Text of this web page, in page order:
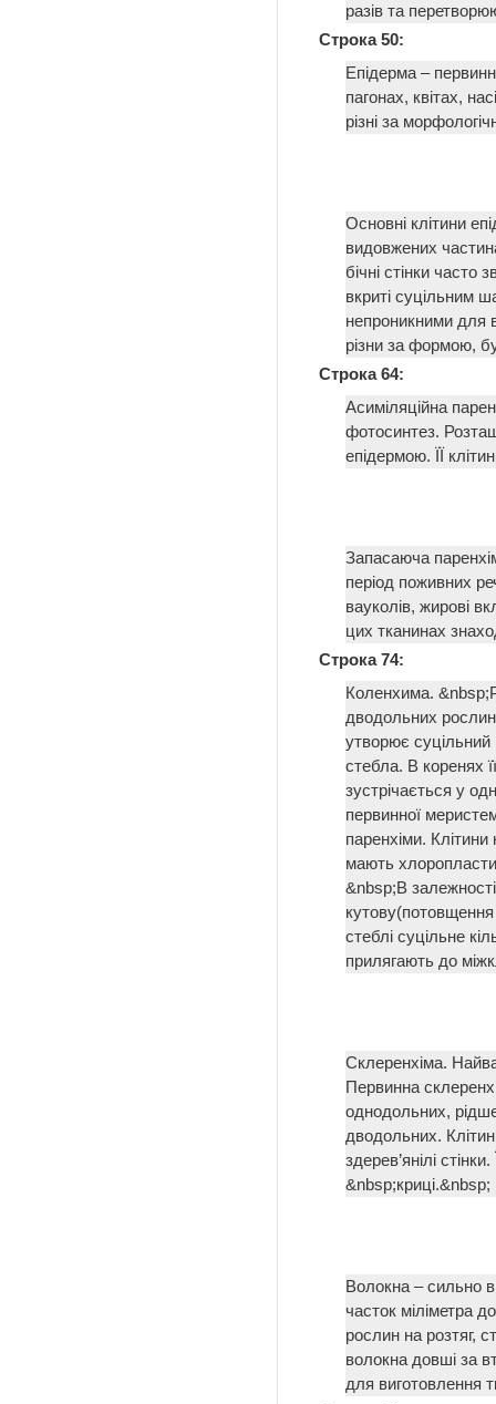
разів та
Строка 50:
Епідерма –
пагонах, квітах,
різні за
Основні клітини
видовжених
бічні стінки часто
вкриті суцільним
непроникними для
різни за формою,
Строка 64:
Асиміляційна
фотосинтез.
епідермою. ЇЇ
Запасаюча
період поживних
вауколів, жирові
цих тканинах
Строка 74:
Коленхима.
дводольних
утворює суцільний
стебла. В коренях
зустрічається у
первинної
паренхіми. Клітини
мають
&nbsp;В
стеблі суцільне
прилягають до
Склеренхіма.
Первинна
однодольних,
дводольних.
здерев’янілі
Волокна – сильно
часток міліметра
рослин на розтяг,
волокна довші за
для виготовлення